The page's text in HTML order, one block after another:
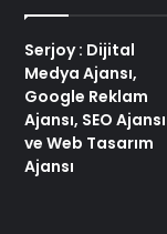
Serjoy : Dijital
Medya Ajansı,
Google Reklam
Ajansı, SEO Ajansı
ve Web Tasarım
Ajansı